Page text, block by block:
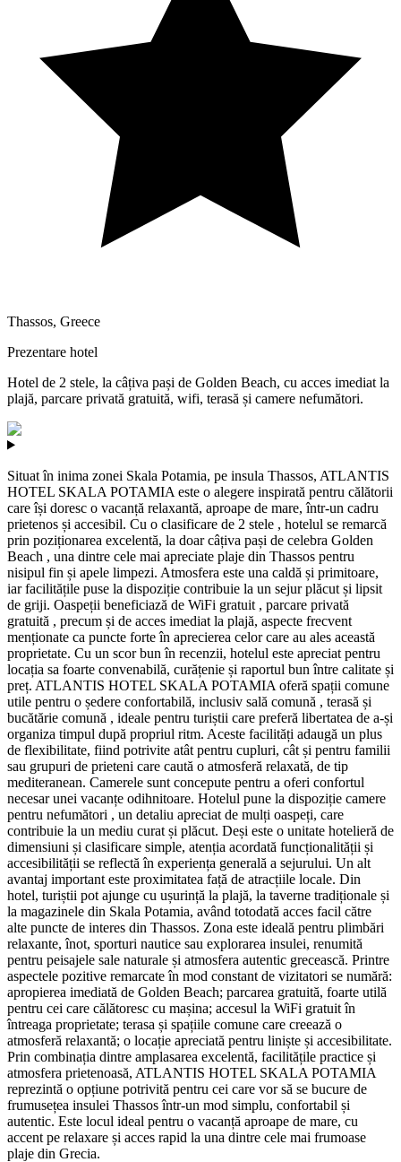
Thassos, Greece
Prezentare hotel
Hotel de 2 stele, la câțiva pași de Golden Beach, cu acces imediat la
plajă, parcare privată gratuită, wifi, terasă și camere nefumători.
Situat în inima zonei Skala Potamia, pe insula Thassos, ATLANTIS
HOTEL SKALA POTAMIA este o alegere inspirată pentru călătorii
care își doresc o vacanță relaxantă, aproape de mare, într-un cadru
prietenos și accesibil. Cu o clasificare de 2 stele , hotelul se remarcă
prin poziționarea excelentă, la doar câțiva pași de celebra Golden
Beach , una dintre cele mai apreciate plaje din Thassos pentru
nisipul fin și apele limpezi. Atmosfera este una caldă și primitoare,
iar facilitățile puse la dispoziție contribuie la un sejur plăcut și lipsit
de griji. Oaspeții beneficiază de WiFi gratuit , parcare privată
gratuită , precum și de acces imediat la plajă, aspecte frecvent
menționate ca puncte forte în aprecierea celor care au ales această
proprietate. Cu un scor bun în recenzii, hotelul este apreciat pentru
locația sa foarte convenabilă, curățenie și raportul bun între calitate și
preț. ATLANTIS HOTEL SKALA POTAMIA oferă spații comune
utile pentru o ședere confortabilă, inclusiv sală comună , terasă și
bucătărie comună , ideale pentru turiștii care preferă libertatea de a-și
organiza timpul după propriul ritm. Aceste facilități adaugă un plus
de flexibilitate, fiind potrivite atât pentru cupluri, cât și pentru familii
sau grupuri de prieteni care caută o atmosferă relaxată, de tip
mediteranean. Camerele sunt concepute pentru a oferi confortul
necesar unei vacanțe odihnitoare. Hotelul pune la dispoziție camere
pentru nefumători , un detaliu apreciat de mulți oaspeți, care
contribuie la un mediu curat și plăcut. Deși este o unitate hotelieră de
dimensiuni și clasificare simple, atenția acordată funcționalității și
accesibilității se reflectă în experiența generală a sejurului. Un alt
avantaj important este proximitatea față de atracțiile locale. Din
hotel, turiștii pot ajunge cu ușurință la plajă, la taverne tradiționale și
la magazinele din Skala Potamia, având totodată acces facil către
alte puncte de interes din Thassos. Zona este ideală pentru plimbări
relaxante, înot, sporturi nautice sau explorarea insulei, renumită
pentru peisajele sale naturale și atmosfera autentic grecească. Printre
aspectele pozitive remarcate în mod constant de vizitatori se numără:
apropierea imediată de Golden Beach; parcarea gratuită, foarte utilă
pentru cei care călătoresc cu mașina; accesul la WiFi gratuit în
întreaga proprietate; terasa și spațiile comune care creează o
atmosferă relaxantă; o locație apreciată pentru liniște și accesibilitate.
Prin combinația dintre amplasarea excelentă, facilitățile practice și
atmosfera prietenoasă, ATLANTIS HOTEL SKALA POTAMIA
reprezintă o opțiune potrivită pentru cei care vor să se bucure de
frumusețea insulei Thassos într-un mod simplu, confortabil și
autentic. Este locul ideal pentru o vacanță aproape de mare, cu
accent pe relaxare și acces rapid la una dintre cele mai frumoase
plaje din Grecia.